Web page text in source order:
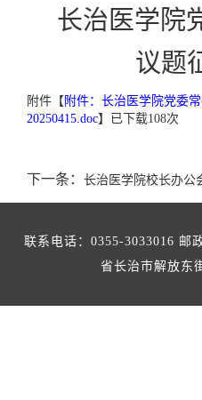
长治医学院
议题
附件【 附件：长治医学院党委
20250415.doc】已下载108次
下一条： 长治医学院校长办公
联系电话：0355-3033016 邮
省长治市解放东